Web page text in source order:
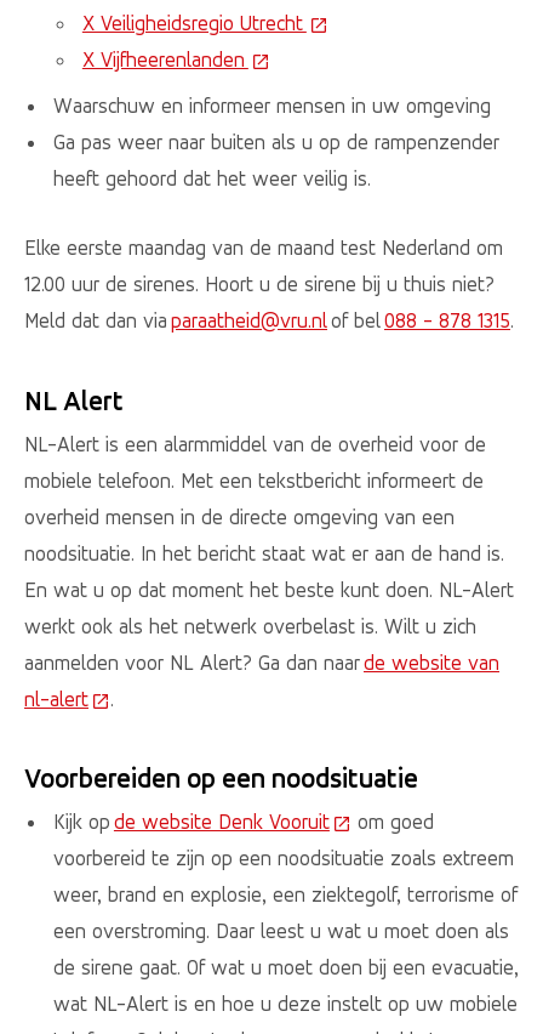
X Veiligheidsregio Utrecht (Deze link gaat naar een
X Vijfheerenlanden (Deze link gaat naar een
Waarschuw en informeer mensen in uw omgeving
Ga pas weer naar buiten als u op de rampenzender
heeft gehoord dat het weer veilig is.
Elke eerste maandag van de maand test Nederland om
12.00 uur de sirenes. Hoort u de sirene bij u thuis niet?
Meld dat dan via paraatheid@vru.nlof bel088 - 878 1315.
NL Alert
NL-Alert is een alarmmiddel van de overheid voor de
mobiele telefoon. Met een tekstbericht informeert de
overheid mensen in de directe omgeving van een
noodsituatie. In het bericht staat wat er aan de hand is.
En wat u op dat moment het beste kunt doen. NL-Alert
werkt ook als het netwerk overbelast is. Wilt u zich
aanmelden voor NL Alert? Ga dan naarde website van
nl-alert (Deze link gaat naar een externe website)
.
Voorbereiden op een noodsituatie
Kijk op de website Denk Vooruit(Deze link gaat naar
om goed
voorbereid te zijn op een noodsituatie zoals extreem
weer, brand en explosie, een ziektegolf, terrorisme of
een overstroming. Daar leest u wat u moet doen als
de sirene gaat. Of wat u moet doen bij een evacuatie,
wat NL-Alert is en hoe u deze instelt op uw mobiele